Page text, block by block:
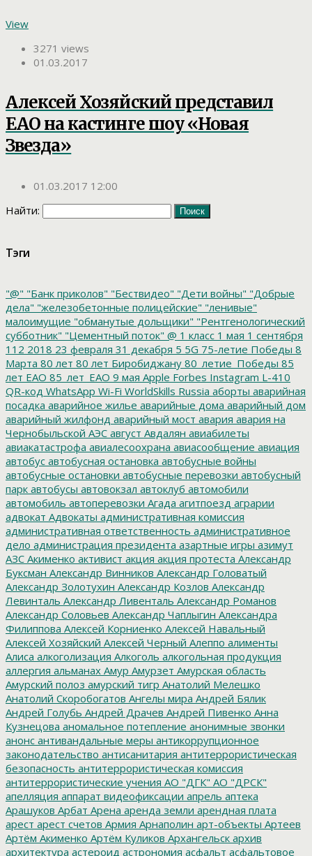
View
3271 views
01.03.2017
Алексей Хозяйский представил
ЕАО на кастинге шоу «Новая
Звезда»
01.03.2017 12:00
Найти:
Тэги
"@" "Банк приколов" "Бествидео" "Дети войны" "Добрые
дела" "железобетонные полицейские" "ленивые"
малоимущие "обманутые дольщики" "Рентгенологический
субботник" "Цементный поток" @ 1 класс 1 мая 1 сентября
112 2018 23 февраля 31 декабря 5 5G 75-летие Победы 8
Марта 80 лет 80 лет Биробиджану 80_летие_Победы 85
лет ЕАО 85_лет_ЕАО 9 мая Apple Forbes Instagram L-410
QR-код WhatsApp Wi-Fi WorldSkills Russia аборты аварийная
посадка аварийное жилье аварийные дома аварийный дом
аварийный жилфонд аварийный мост авария авария на
Чернобыльской АЭС август Авдалян авиабилеты
авиакатастрофа авиалесоохрана авиасообщение авиация
автобус автобусная остановка автобусные войны
автобусные остановки автобусные перевозки автобусный
парк автобусы автовокзал автоклуб автомобили
автомобиль автоперевозки Агада агитпоезд аграрии
адвокат Адвокаты административная комиссия
административная ответственность административное
дело администрация президента азартные игры азимут
АЗС Акименко активист акция акция протеста Александр
Буксман Александр Винников Александр Головатый
Александр Золотухин Александр Козлов Александр
Левинталь Александр Ливенталь Александр Романов
Александр Соловьев Александр Чаплыгин Александра
Филиппова Алексей Корниенко Алексей Навальный
Алексей Хозяйский Алексей Черный Алеппо алименты
Алиса алкоголизация Алкоголь алкогольная продукция
аллергия альманах Амур Амурзет Амурская область
Амурский полоз амурский тигр Анатолий Мелешко
Анатолий Скоробогатов Ангелы мира Андрей Бялик
Андрей Голубь Андрей Драчев Андрей Пивенко Анна
Кузнецова аномальное потепление анонимные звонки
анонс антивандальные меры антикоррупционное
законодательство антисанитария антитеррористическая
безопасность антитеррористическая комиссия
антитеррористические учения АО "ДГК" АО "ДРСК"
апелляция аппарат видеофиксации апрель аптека
Арашуков Арбат Арена аренда земли арендная плата
арест арест счетов Армия Арнаполин арт-объекты Артеев
Артём Акименко Артём Куликов Архангельск архив
архитектура астероид астрономия асфальт асфальтовое